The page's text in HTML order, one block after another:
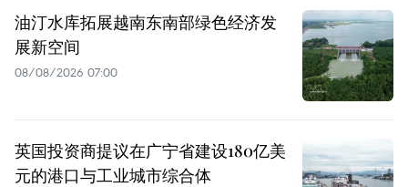
油汀水库拓展越南东南部绿色经济发
展新空间
08/08/2026 07:00
英国投资商提议在广宁省建设180亿美
元的港口与工业城市综合体